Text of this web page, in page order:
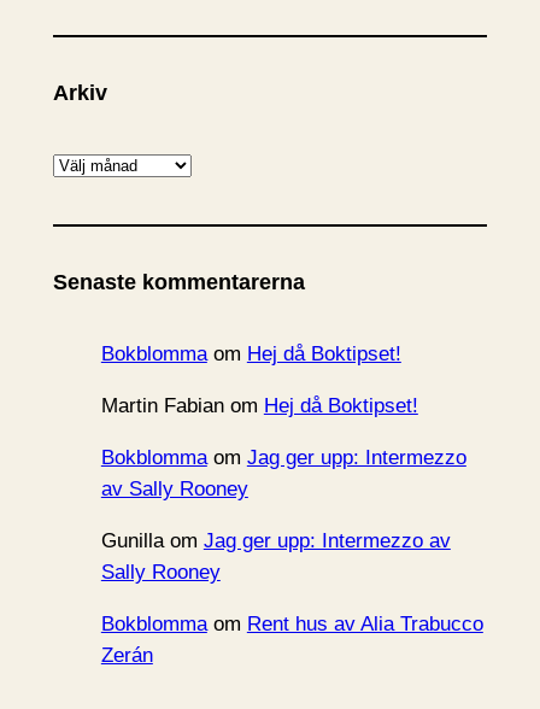
Arkiv
A
k
v
Senaste kommentarerna
Bokblommaom Hej då Boktipset!
Martin Fabianom Hej då Boktipset!
Bokblommaom Jag ger upp: Intermezzo
av Sally Rooney
Gunillaom Jag ger upp: Intermezzo av
Sally Rooney
Bokblommaom Rent hus av Alia Trabucco
Zerán